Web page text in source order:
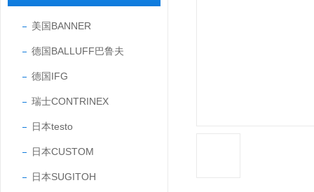
美国BANNER
德国BALLUFF巴鲁夫
德国IFG
瑞士CONTRINEX
日本testo
日本CUSTOM
日本SUGITOH